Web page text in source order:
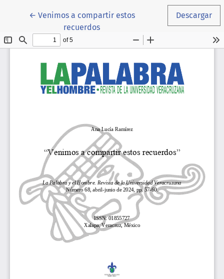
← Volver a los detalles del artículo
Venimos a compartir estos
recuerdos
Descargar